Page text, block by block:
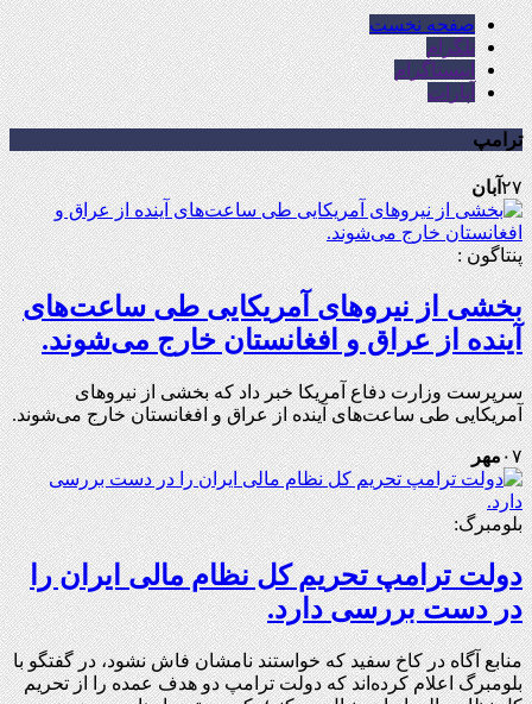
صفحه نخست
تلگرام
اینستاگرام
آپارات
ترامپ
۲۷آبان
پنتاگون :
بخشی از نیروهای آمریکایی طی ساعت‌های
آینده از عراق و افغانستان خارج می‌شوند.
سرپرست وزارت دفاع آمریکا خبر داد که بخشی از نیروهای
آمریکایی طی ساعت‌های آینده از عراق و افغانستان خارج می‌شوند.
۰۷مهر
بلومبرگ:
دولت ترامپ تحریم کل نظام مالی ایران را
در دست بررسی دارد.
منابع آگاه در کاخ سفید که خواستند نامشان فاش نشود، در گفتگو با
بلومبرگ اعلام کرده‌اند که دولت ترامپ دو هدف عمده را از تحریم‌